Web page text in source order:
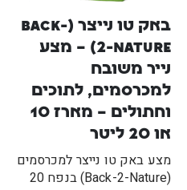
באק טו נייצר (Back-
2-Nature) – מצע
נייר משובח
למכרסמים, לתוכים
או 20 ליטר
מצע באק טו נייצר למכרסמים
(Back-2-Nature) בנפח 20